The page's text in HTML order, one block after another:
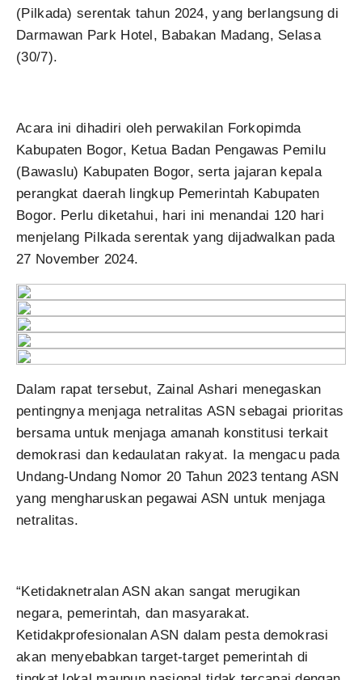
(Pilkada) serentak tahun 2024, yang berlangsung di
Darmawan Park Hotel, Babakan Madang, Selasa
(30/7).
Acara ini dihadiri oleh perwakilan Forkopimda
Kabupaten Bogor, Ketua Badan Pengawas Pemilu
(Bawaslu) Kabupaten Bogor, serta jajaran kepala
perangkat daerah lingkup Pemerintah Kabupaten
Bogor. Perlu diketahui, hari ini menandai 120 hari
menjelang Pilkada serentak yang dijadwalkan pada
27 November 2024.
Dalam rapat tersebut, Zainal Ashari menegaskan
pentingnya menjaga netralitas ASN sebagai prioritas
bersama untuk menjaga amanah konstitusi terkait
demokrasi dan kedaulatan rakyat. Ia mengacu pada
Undang-Undang Nomor 20 Tahun 2023 tentang ASN
yang mengharuskan pegawai ASN untuk menjaga
netralitas.
“Ketidaknetralan ASN akan sangat merugikan
negara, pemerintah, dan masyarakat.
Ketidakprofesionalan ASN dalam pesta demokrasi
akan menyebabkan target-target pemerintah di